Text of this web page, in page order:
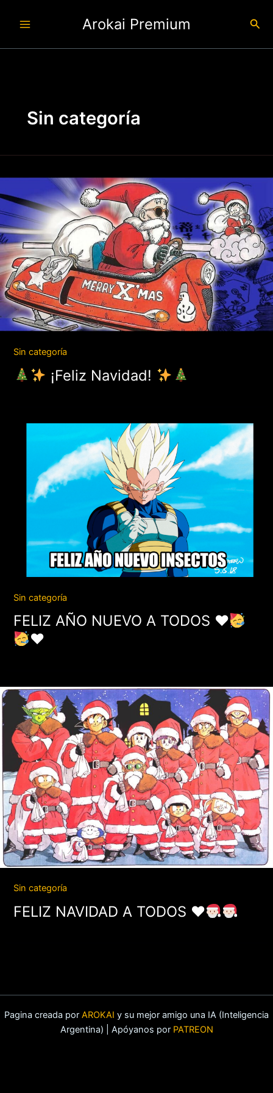
Arokai Premium
Sin categoría
Sin categoría
¡Feliz Navidad!
Sin categoría
FELIZ AÑO NUEVO A TODOS ♥️
♥️
Sin categoría
FELIZ NAVIDAD A TODOS ♥️
Pagina creada por AROKAI y su mejor amigo una IA (Inteligencia
Argentina) | Apóyanos por PATREON